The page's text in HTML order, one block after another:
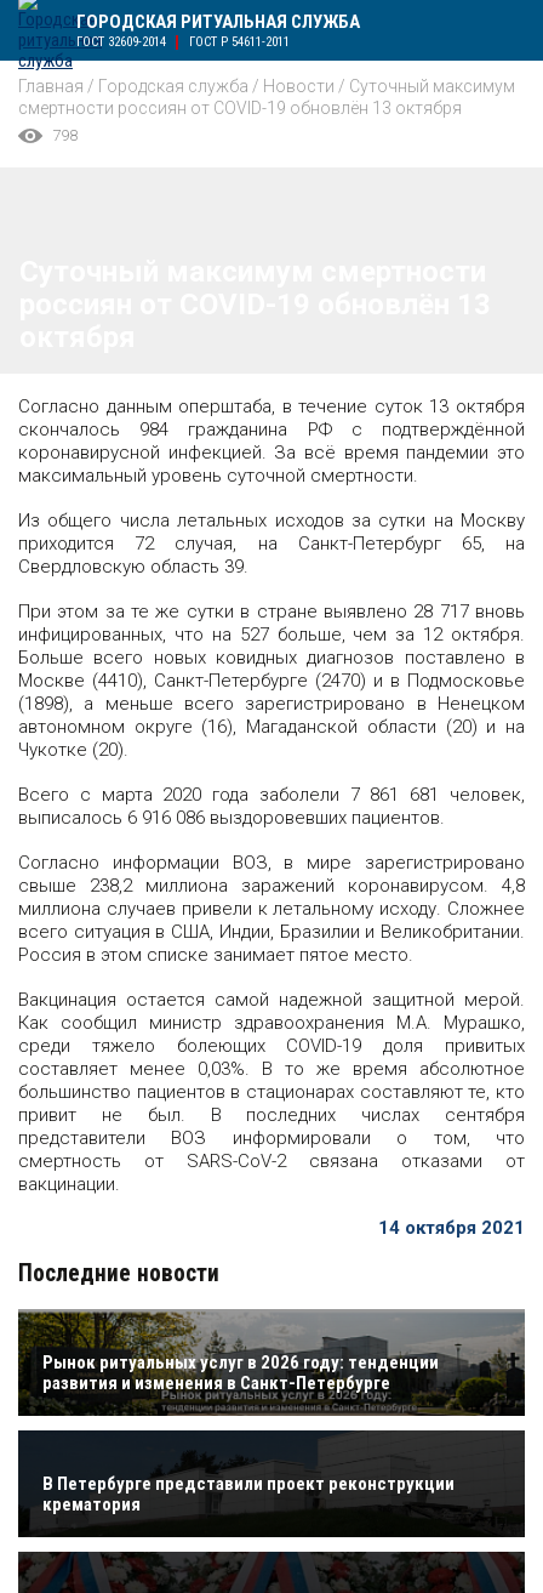
ГОРОДСКАЯ РИТУАЛЬНАЯ СЛУЖБА
ГОСТ 32609-2014 ГОСТ Р 54611-2011
Главная / Городская служба / Новости / Суточный максимум
смертности россиян от COVID-19 обновлён 13 октября
798
Согласно данным оперштаба, в течение суток 13 октября
скончалось 984 гражданина РФ с подтверждённой
коронавирусной инфекцией. За всё время пандемии это
максимальный уровень суточной смертности.
Из общего числа летальных исходов за сутки на Москву
приходится 72 случая, на Санкт-Петербург 65, на
Свердловскую область 39.
При этом за те же сутки в стране выявлено 28 717 вновь
инфицированных, что на 527 больше, чем за 12 октября.
Больше всего новых ковидных диагнозов поставлено в
Москве (4410), Санкт-Петербурге (2470) и в Подмосковье
(1898), а меньше всего зарегистрировано в Ненецком
автономном округе (16), Магаданской области (20) и на
Чукотке (20).
Всего с марта 2020 года заболели 7 861 681 человек,
выписалось 6 916 086 выздоровевших пациентов.
Согласно информации ВОЗ, в мире зарегистрировано
свыше 238,2 миллиона заражений коронавирусом. 4,8
миллиона случаев привели к летальному исходу. Сложнее
всего ситуация в США, Индии, Бразилии и Великобритании.
Россия в этом списке занимает пятое место.
Вакцинация остается самой надежной защитной мерой.
Как сообщил министр здравоохранения М.А. Мурашко,
среди тяжело болеющих COVID-19 доля привитых
составляет менее 0,03%. В то же время абсолютное
большинство пациентов в стационарах составляют те, кто
привит не был. В последних числах сентября
представители ВОЗ информировали о том, что
смертность от SARS-CoV-2 связана отказами от
вакцинации.
14 октября 2021
Последние новости
Рынок ритуальных услуг в 2026 году: тенденции
развития и изменения в Санкт-Петербурге
В Петербурге представили проект реконструкции
крематория